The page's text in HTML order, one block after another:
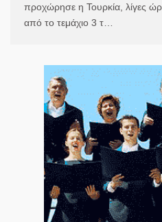
προχώρησε η Τουρκία, λίγες
από το τεμάχιο 3 τ…